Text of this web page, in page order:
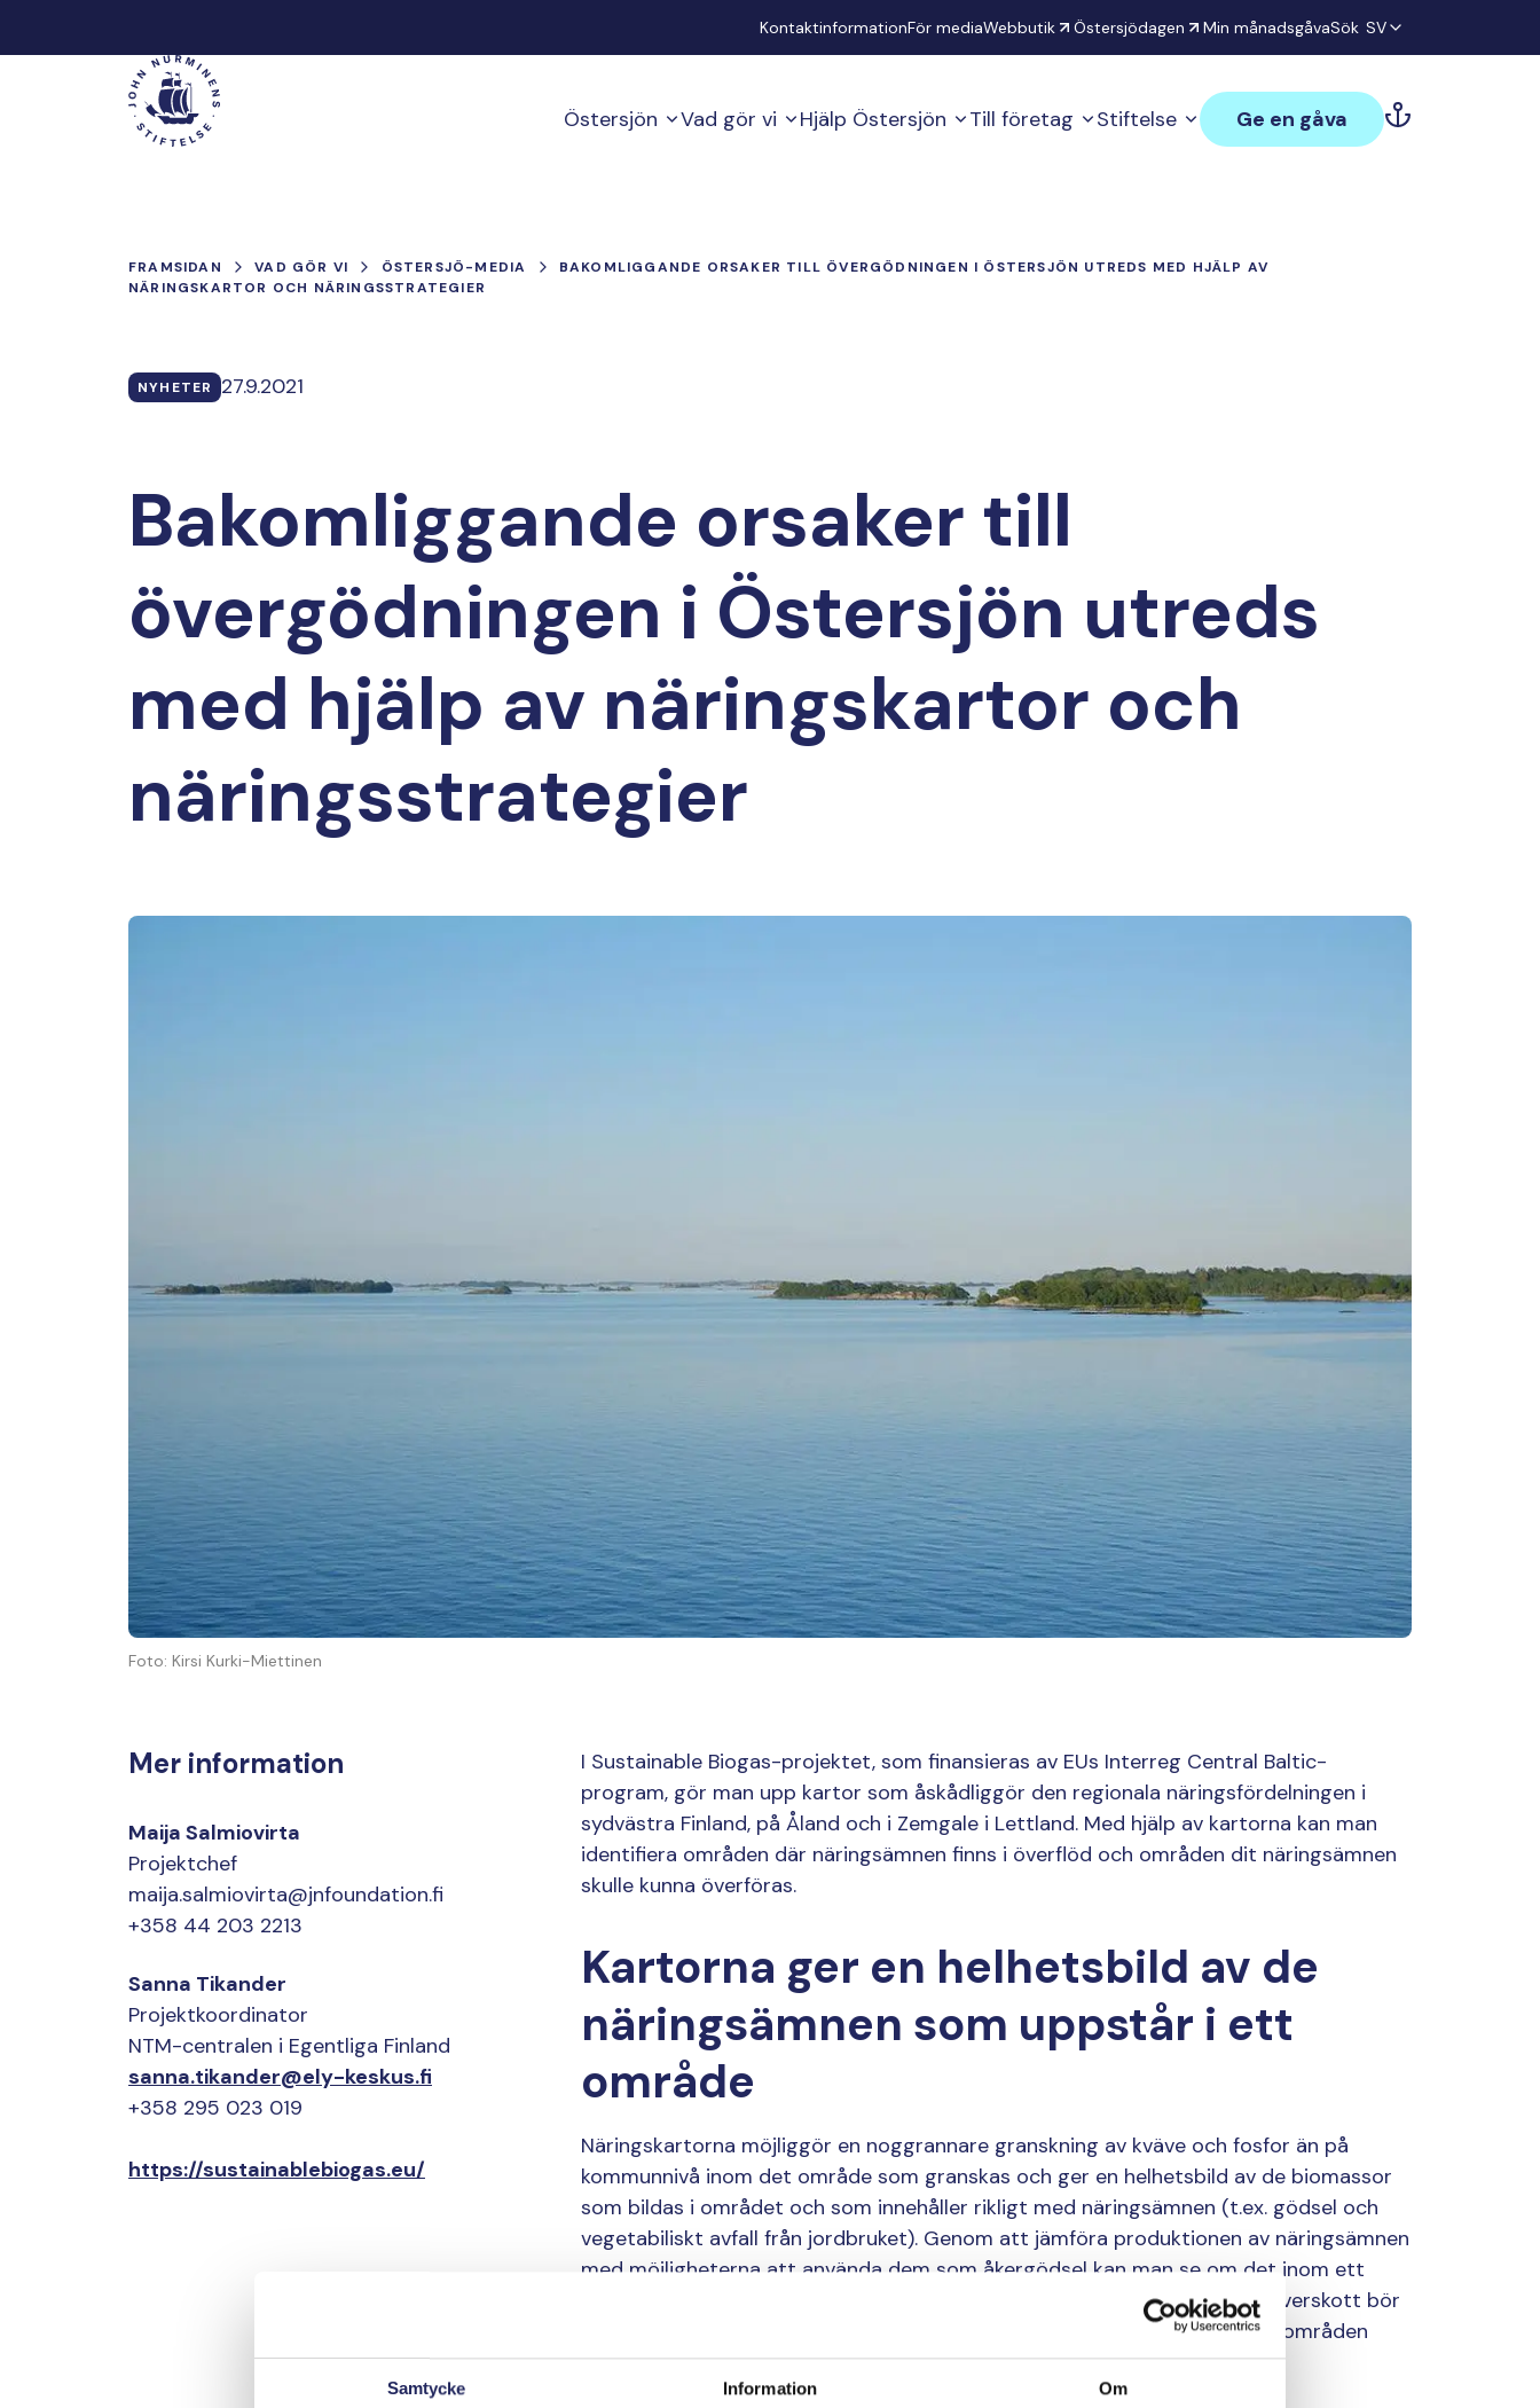
Samtycke Information Om
KontaktinformationFör mediaWebbutik Östersjödagen Min månadsgåvaSök SV
Main Östersjön Vad gör vi Hjälp Östersjön Till företag Stiftelse Ge en gåva
FRAMSIDAN VAD GÖR VI ÖSTERSJÖ-MEDIA
BAKOMLIGGANDE ORSAKER TILL ÖVERGÖDNINGEN I ÖSTERSJÖN UTREDS MED HJÄLP AV
NÄRINGSKARTOR OCH NÄRINGSSTRATEGIER
NYHETER 27.9.2021
Bakomliggande orsaker till
övergödningen i Östersjön utreds
med hjälp av näringskartor och
näringsstrategier
Foto: Kirsi Kurki-Miettinen
Mer information
Maija Salmiovirta
Projektchef
maija.salmiovirta@jnfoundation.fi
+358 44 203 2213
Sanna Tikander
Projektkoordinator
NTM-centralen i Egentliga Finland
sanna.tikander@ely-keskus.fi
+358 295 023 019
https://sustainablebiogas.eu/
I Sustainable Biogas-projektet, som finansieras av EUs Interreg Central Baltic-
program, gör man upp kartor som åskådliggör den regionala näringsfördelningen i
sydvästra Finland, på Åland och i Zemgale i Lettland. Med hjälp av kartorna kan man
identifiera områden där näringsämnen finns i överflöd och områden dit näringsämnen
skulle kunna överföras.
Kartorna ger en helhetsbild av de
näringsämnen som uppstår i ett
område
Näringskartorna möjliggör en noggrannare granskning av kväve och fosfor än på
kommunnivå inom det område som granskas och ger en helhetsbild av de biomassor
som bildas i området och som innehåller rikligt med näringsämnen (t.ex. gödsel och
vegetabiliskt avfall från jordbruket). Genom att jämföra produktionen av näringsämnen
med möjligheterna att använda dem som åkergödsel kan man se om det inom ett
område uppstår ett överskott eller underskott av kväve eller fosfor. Vid överskott bör
näringsämnen eller biomassor som innehåller näringsämnen överföras till områden
med näringsunderskott.